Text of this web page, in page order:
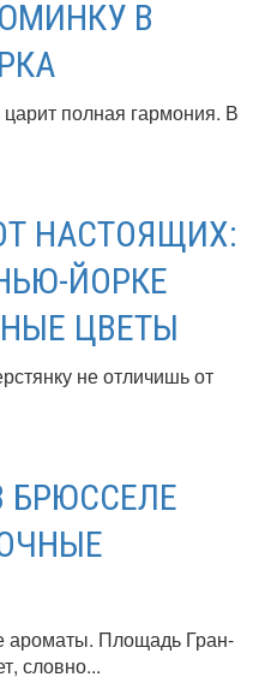
В
полная гармония. В
НАСТОЯЩИХ:
ЙОРКЕ
ЦВЕТЫ
не отличишь от
БРЮССЕЛЕ
ароматы. Площадь Гран-
словно...